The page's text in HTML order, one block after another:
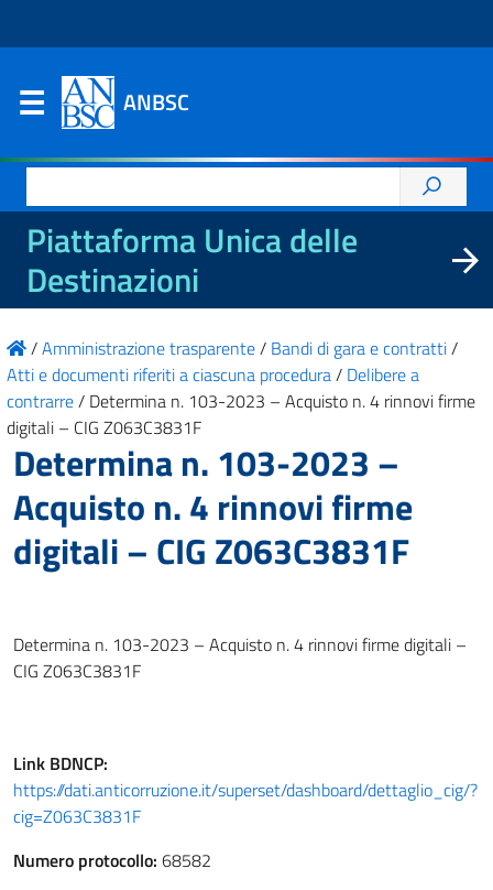
ANBSC
per:
Piattaforma Unica delle
Destinazioni
/Amministrazione trasparente/ Bandi di gara e contratti/
Atti e documenti riferiti a ciascuna procedura/ Delibere a
contrarre/ Determina n. 103-2023 – Acquisto n. 4 rinnovi firme
digitali – CIG Z063C3831F
Determina n. 103-2023 –
Acquisto n. 4 rinnovi firme
digitali – CIG Z063C3831F
Determina n. 103-2023 – Acquisto n. 4 rinnovi firme digitali –
CIG Z063C3831F
Link BDNCP:
https://dati.anticorruzione.it/superset/dashboard/dettaglio_cig/?
cig=Z063C3831F
Numero protocollo: 68582